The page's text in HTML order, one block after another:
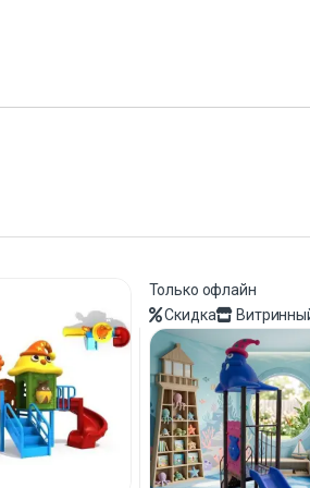
Только офлайн
Скидка